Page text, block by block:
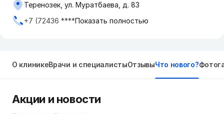
Теренозек, ул. Муратбаева, д. 83
+7 (72436 ****Показать полностью
О клиникеВрачи и специалистыОтзывыЧто нового?
Акции и новости